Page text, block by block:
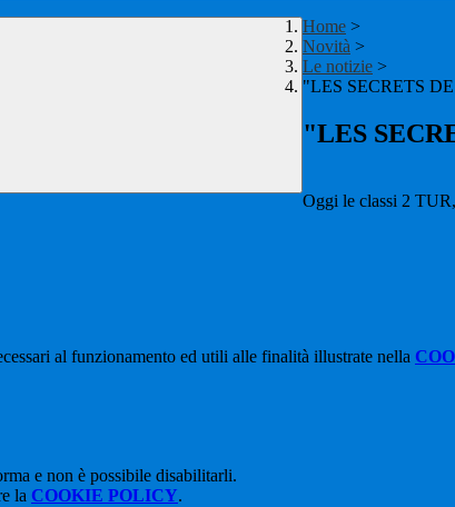
Home >
Novità >
Le notizie >
"LES SECRETS
"LES
Oggi le classi 2
al funzionamento ed utili alle finalità illustrate nella
e non è possibile disabilitarli.
la COOKIE POLICY.